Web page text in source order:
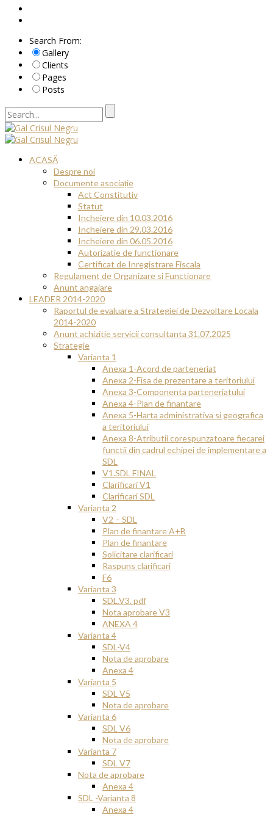
Search From:
Gallery
Clients
Pages
Posts
ACASĂ
Despre noi
Documente asociație
Act Constitutiv
Statut
Incheiere din 10.03.2016
Incheiere din 29.03.2016
Incheiere din 06.05.2016
Autorizatie de functionare
Certificat de Inregistrare Fiscala
Regulament de Organizare si Functionare
Anunt angajare
LEADER 2014-2020
Raportul de evaluare a Strategiei de Dezvoltare Locala
2014-2020
Anunt achizitie servicii consultanta 31.07.2025
Strategie
Varianta 1
Anexa 1-Acord de parteneriat
Anexa 2-Fisa de prezentare a teritoriului
Anexa 3-Componenta parteneriatului
Anexa 4-Plan de finantare
Anexa 5-Harta administrativa si geografica
a teritoriului
Anexa 8-Atributii corespunzatoare fiecarei
functii din cadrul echipei de implementare a
SDL
V1.SDL FINAL
Clarificari V1
Clarificari SDL
Varianta 2
V2 – SDL
Plan de finantare A+B
Plan de finantare
Solicitare clarificari
Raspuns clarificari
F6
Varianta 3
SDL.V3. pdf
Nota aprobare V3
ANEXA 4
Varianta 4
SDL-V4
Nota de aprobare
Anexa 4
Varianta 5
SDL V5
Nota de aprobare
Varianta 6
SDL V6
Nota de aprobare
Varianta 7
SDL V7
Nota de aprobare
Anexa 4
SDL -Varianta 8
Anexa 4